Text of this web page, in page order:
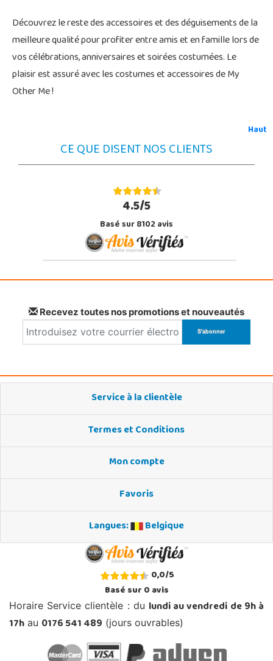
Découvrez le reste des accessoires et des déguisements de la
meilleure qualité pour profiter entre amis et en famille lors de
vos célébrations, anniversaires et soirées costumées. Le
plaisir est assuré avec les costumes et accessoires de My
Other Me !
Haut
CE QUE DISENT NOS CLIENTS
4.5/5
Basé sur 8102 avis
Recevez toutes nos promotions et nouveautés
Service à la clientèle
Termes et Conditions
Mon compte
Favoris
Langues:
Belgique
0,0/5
Basé sur0avis
Horaire Service clientèle : du lundi au vendredi de 9h à
17h au 0176 541 489 (jours ouvrables)